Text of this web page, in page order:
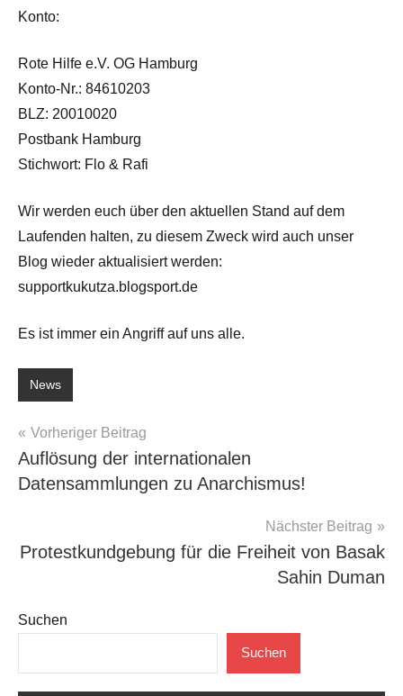
Konto:
Rote Hilfe e.V. OG Hamburg
Konto-Nr.: 84610203
BLZ: 20010020
Postbank Hamburg
Stichwort: Flo & Rafi
Wir werden euch über den aktuellen Stand auf dem
Laufenden halten, zu diesem Zweck wird auch unser
Blog wieder aktualisiert werden:
supportkukutza.blogsport.de
Es ist immer ein Angriff auf uns alle.
News
Beitragsnavigation
Vorheriger Beitrag
Auflösung der internationalen
Datensammlungen zu Anarchismus!
Nächster Beitrag
Protestkundgebung für die Freiheit von Basak
Sahin Duman
Suchen
Suchen